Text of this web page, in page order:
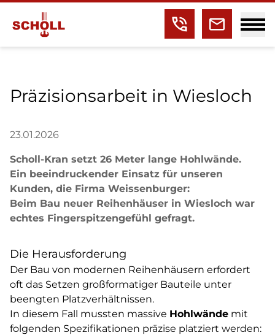
Präzisionsarbeit in Wiesloch
23.01.2026
Scholl-Kran setzt 26 Meter lange Hohlwände.
Ein beeindruckender Einsatz für unseren
Kunden, die Firma Weissenburger:
Beim Bau neuer Reihenhäuser in Wiesloch war
echtes Fingerspitzengefühl gefragt.
Die Herausforderung
Der Bau von modernen Reihenhäusern erfordert
oft das Setzen großformatiger Bauteile unter
beengten Platzverhältnissen.
In diesem Fall mussten massive Hohlwände mit
folgenden Spezifikationen präzise platziert werden: